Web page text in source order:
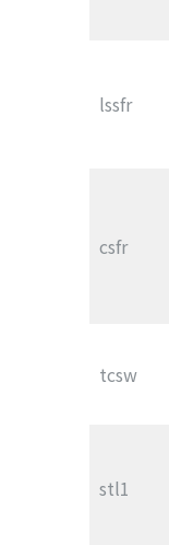
lssfr
csfr
tcsw
stl1